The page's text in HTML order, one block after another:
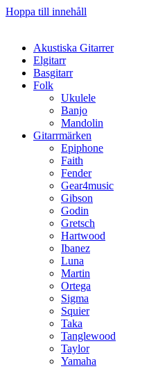
Hoppa till innehåll
Akustiska Gitarrer
Elgitarr
Basgitarr
Folk
Ukulele
Banjo
Mandolin
Gitarrmärken
Epiphone
Faith
Fender
Gear4music
Gibson
Godin
Gretsch
Hartwood
Ibanez
Luna
Martin
Ortega
Sigma
Squier
Taka
Tanglewood
Taylor
Yamaha